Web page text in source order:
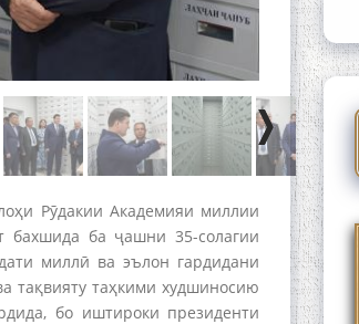
Рӯдакии Академияи миллии
бахшида ба ҷашни 35-солагии
миллӣ ва эълон гардидани
тақвияту таҳкими худшиносию
бо иштироки президенти